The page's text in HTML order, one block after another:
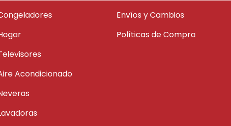
Acondicionado
Envíos y Cambios
Políticas de Compra